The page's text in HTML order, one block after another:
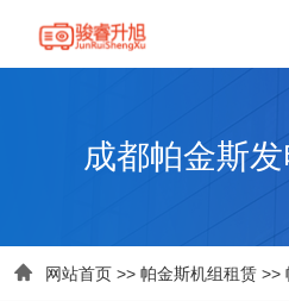
成都帕金斯
 网站首页 >> 帕金斯机组租赁 >>